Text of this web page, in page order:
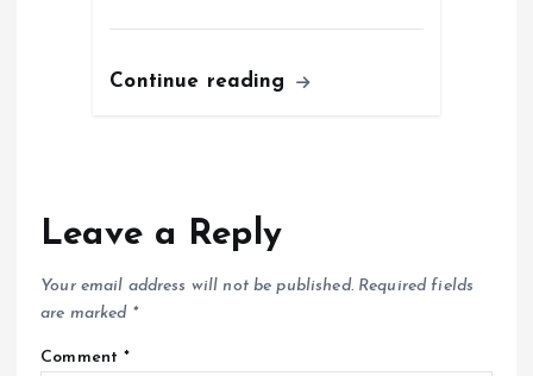
Continue reading
Leave a Reply
Your email address will not be published. Required fields
are marked *
Comment*